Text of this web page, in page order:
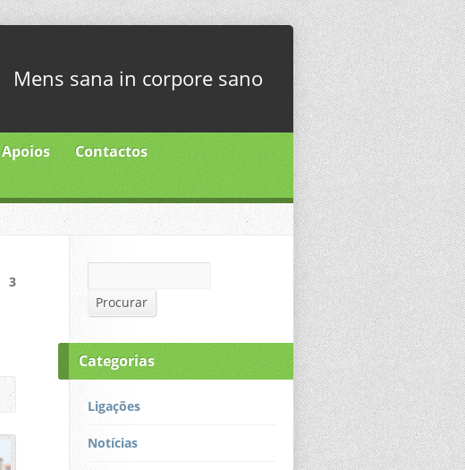
Mens sana in corpore sano
Apoios
Contactos
3
Procurar
Categorias
Ligações
Notícias